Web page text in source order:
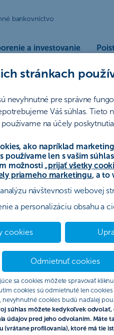
stránkach
nevyhnutné pre správne
Váš súhlas. Tieto
na účely
ako napríklad
používame len s vašim
možnosti „prijať všetky
priameho marketingu, a to
návštevnosti webovej
a personalizáciu obsahu a
cookies
Odmietnuť cookies
sa cookies môžete spravovať
cookies sú odmietnuté len
cookies budú naďalej
súhlas môžete kedykoľvek odvolať,
údajov pred jeho odvolaním. Máte
(vrátane profilovania), ktoré má tie
a investovanie
bankovníctvo
ČSOB Ako správne